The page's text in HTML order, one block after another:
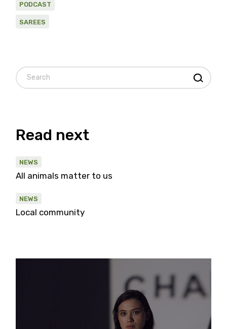
PODCAST
SAREES
Search
Read next
NEWS
All animals matter to us
NEWS
Local community